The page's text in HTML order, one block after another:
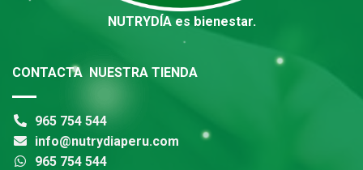
NUTRYDÍA es bienestar.
CONTACTA NUESTRA TIENDA
965 754 544
info@nutrydiaperu.com
965 754 544